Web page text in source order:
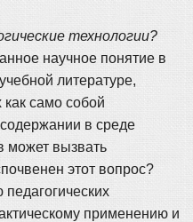
технологии?
научное понятие в
литературе,
как само собой
в среде
может вызвать
этот вопрос?
применению и